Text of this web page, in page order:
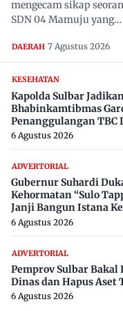
mengecam sikap
SDN 04 Mamuju yang…
DAERAH 7 Agustus 2026
KESEHATAN
Kapolda Sulbar
Bhabinkamtibmas
Penanggulangan TBC
di 650 Desa
6 Agustus 2026
ADVERTORIAL
Gubernur Suhardi
Kehormatan “Sulo
Janji Bangun Istana
6 Agustus 2026
ADVERTORIAL
Pemprov Sulbar Bakal
Dinas dan Hapus Aset
6 Agustus 2026